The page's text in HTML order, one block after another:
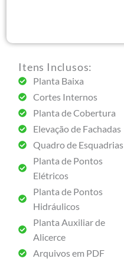
Itens Inclusos:
Planta Baixa
Cortes Internos
Planta de Cobertura
Elevação de Fachadas
Quadro de Esquadrias
Planta de Pontos
Elétricos
Planta de Pontos
Hidráulicos
Planta Auxiliar de
Alicerce
Arquivos em PDF
Elevação de
Fachadas